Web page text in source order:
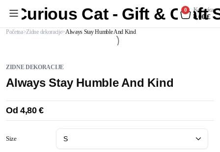
Curious Cat - Gift & Craft
0 Košarica
0,00€
Početna Zidne dekoracije Always Stay Humble And Kind
ZIDNE DEKORACIJE
Always Stay Humble And Kind
Od 4,80€
Size